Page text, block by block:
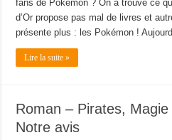
fans de Pokémon ? On a trouvé ce
d’Or propose pas mal de livres et
présente plus : les Pokémon !
Lire la suite »
Roman – Pirates,
Notre avis